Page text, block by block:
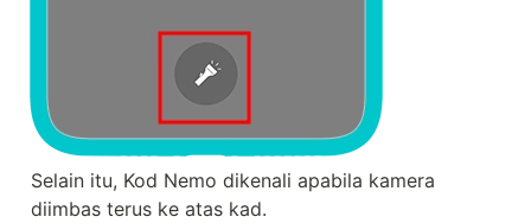
Selain itu, Kod Nemo dikenali apabila kamera
diimbas terus ke atas kad.